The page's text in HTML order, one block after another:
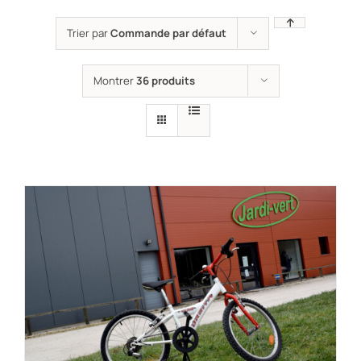
Trier parCommande par défaut
Montrer36 produits
RÉSERVER ! /